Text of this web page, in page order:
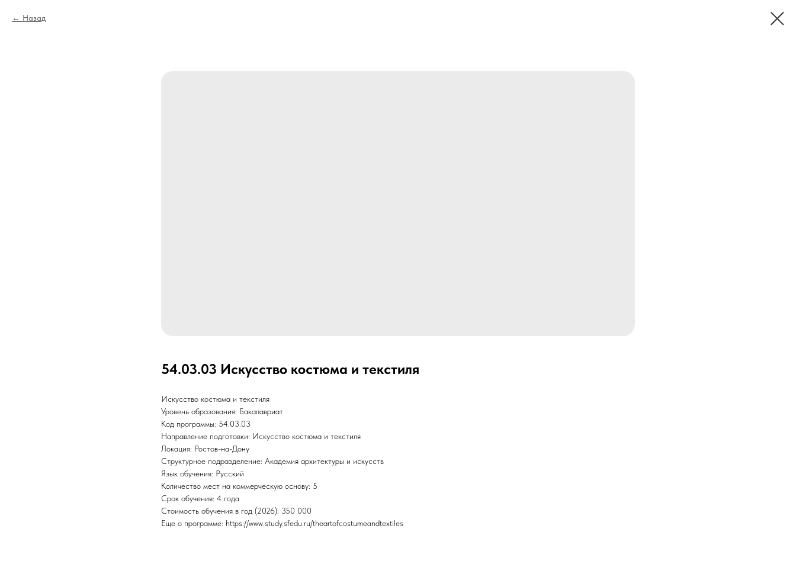
Назад
54.03.03 Искусство костюма и текстиля
Искусство костюма и текстиля
Уровень образования: Бакалавриат
Код программы: 54.03.03
Направление подготовки: Искусство костюма и текстиля
Локация: Ростов-на-Дону
Структурное подразделение: Академия архитектуры и искусств
Язык обучения: Русский
Количество мест на коммерческую основу: 5
Срок обучения: 4 года
Стоимость обучения в год (2026): 350 000
Еще о программе: https://www.study.sfedu.ru/theartofcostumeandtextiles